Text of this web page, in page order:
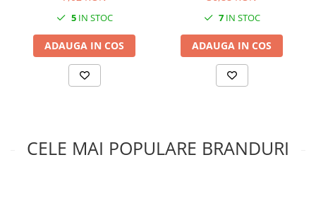
5IN STOC
ADAUGA IN COS
7IN STOC
ADAUGA IN COS
CELE MAI POPULARE BRANDURI